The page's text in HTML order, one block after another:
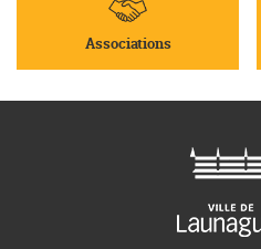
Associations